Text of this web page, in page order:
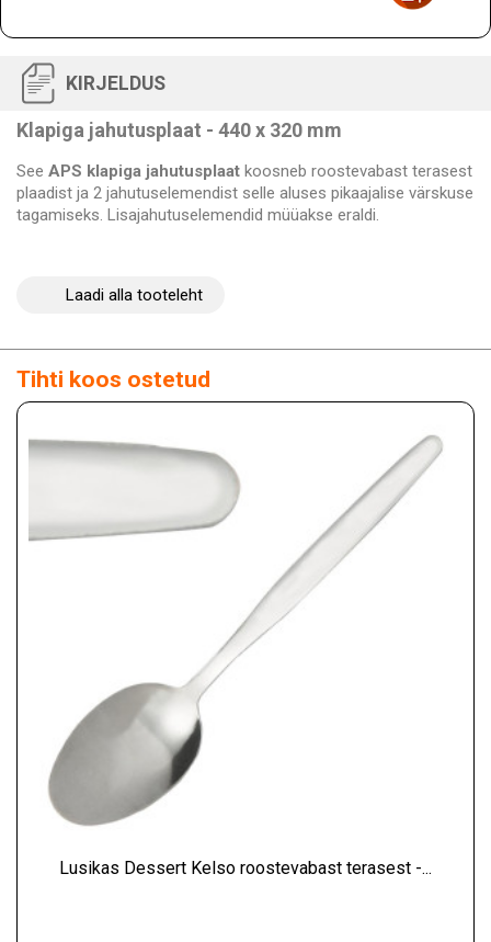
KIRJELDUS
Klapiga jahutusplaat - 440 x 320 mm
See APS klapiga jahutusplaat koosneb roostevabast terasest
plaadist ja 2 jahutuselemendist selle aluses pikaajalise värskuse
tagamiseks. Lisajahutuselemendid müüakse eraldi.
Laadi alla tooteleht
Tihti koos ostetud
Lusikas Dessert Kelso roostevabast terasest -...